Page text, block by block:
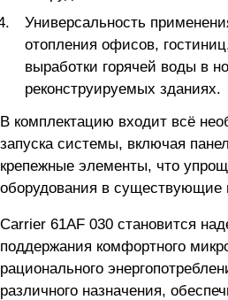
Универсальность
отопления офисов,
выработки горячей воды в
реконструируемых зданиях.
В комплектацию входит всё
запуска системы, включая
крепежные элементы, что
оборудования в существующие
Carrier 61AF 030 становится
поддержания комфортного
рационального
различного назначения,